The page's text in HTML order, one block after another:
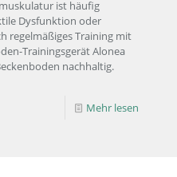
ist häufig
Dysfunktion oder
regelmäßiges Training mit
Trainingsgerät Alonea
nachhaltig.
Mehr lesen